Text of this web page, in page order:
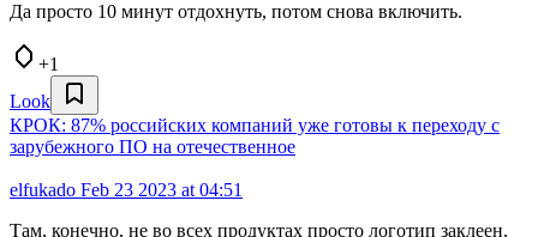
Да просто 10 минут отдохнуть, потом снова включить.
+1
Look
КРОК: 87% российских компаний уже готовы к переходу с
зарубежного ПО на отечественное
elfukado Feb 23 2023 at 04:51
Там, конечно, не во всех продуктах просто логотип заклеен,